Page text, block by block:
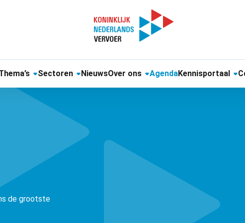
Sectoren NieuwsOver ons AgendaKennisportaal
de grootste